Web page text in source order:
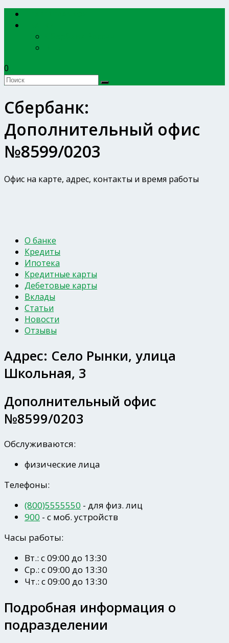
0
Сбербанк:
Дополнительный офис
№8599/0203
Офис на карте, адрес, контакты и время работы
О банке
Кредиты
Ипотека
Кредитные карты
Дебетовые карты
Вклады
Статьи
Новости
Отзывы
Адрес: Село Рынки, улица
Школьная, 3
Дополнительный офис
№8599/0203
Обслуживаются:
физические лица
Телефоны:
(800)5555550 - для физ. лиц
900 - c моб. устройств
Часы работы:
Вт.: с 09:00 до 13:30
Ср.: с 09:00 до 13:30
Чт.: с 09:00 до 13:30
Подробная информация о
подразделении